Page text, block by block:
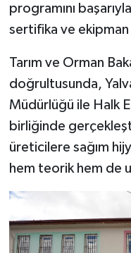
programını
sertifika ve
Tarım ve Orman
doğrultusunda,
Müdürlüğü ile Halk
birliğinde
üreticilere sağım
hem teorik hem de
Teknoloji
Türkiye
İletişim
Künye